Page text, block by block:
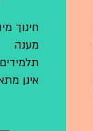
חינוך
מענה
אינן